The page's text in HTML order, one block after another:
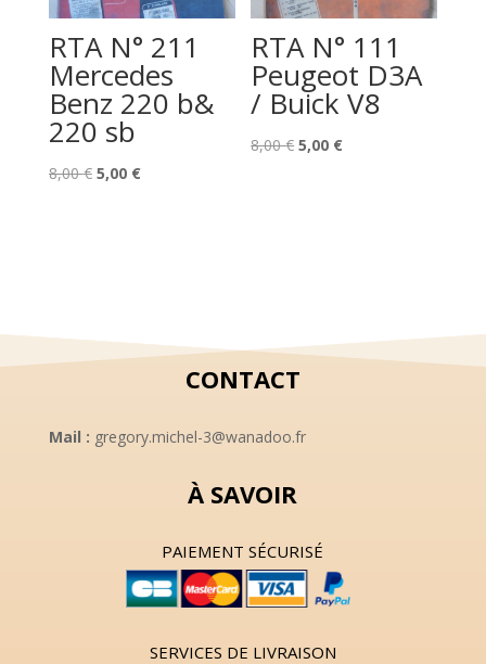
RTA N° 211
Mercedes
Benz 220 b&
220 sb
8,00€ Le
5,00 €Le
RTA N° 111
Peugeot D3A
/ Buick V8
8,00€ Le
5,00 €Le
CONTACT
Mail : gregory.michel-3@wanadoo.fr
À SAVOIR
PAIEMENT SÉCURISÉ
SERVICES DE LIVRAISON